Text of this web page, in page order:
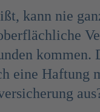
kann nie
eine Haftung